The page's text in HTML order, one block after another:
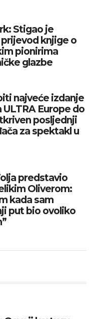
Stigao je
knjige o
pionirima
glazbe
najveće izdanje
Europe do
posljednji
za spektakl u
predstavio
Oliverom:
kada sam
put bio ovoliko